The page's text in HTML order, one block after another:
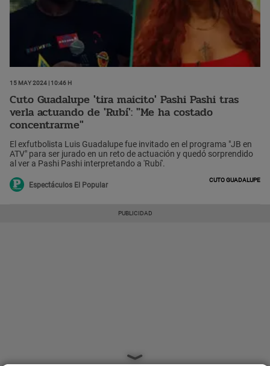
15 May 2024 | 10:46 h
Cuto Guadalupe 'tira maicito' Pashi Pashi tras
verla actuando de 'Rubí': "Me ha costado
concentrarme"
El exfutbolista Luis Guadalupe fue invitado en el programa "JB en
ATV" para ser jurado en un reto de actuación y quedó sorprendido
al ver a Pashi Pashi interpretando a 'Rubí'.
Espectáculos El Popular
Cuto Guadalupe